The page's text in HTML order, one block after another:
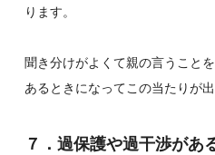
ります。
聞き分けがよくて親の言うこと
あるときになってこの当たりが
７．過保護や過干渉があ